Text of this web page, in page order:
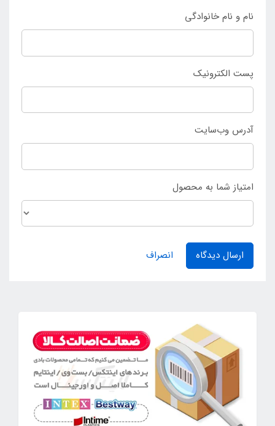
نام و نام خانوادگی
پست الکترونیک
آدرس وب‌سایت
امتیاز شما به محصول
ارسال دیدگاه انصراف